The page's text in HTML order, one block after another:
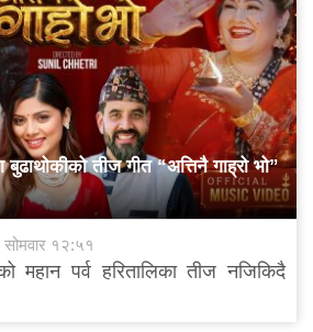
तीज गीत “अत्तिनै गाह्रो भो”
१२:५१
महान पर्व हरितालिका तीज नजिकिदै